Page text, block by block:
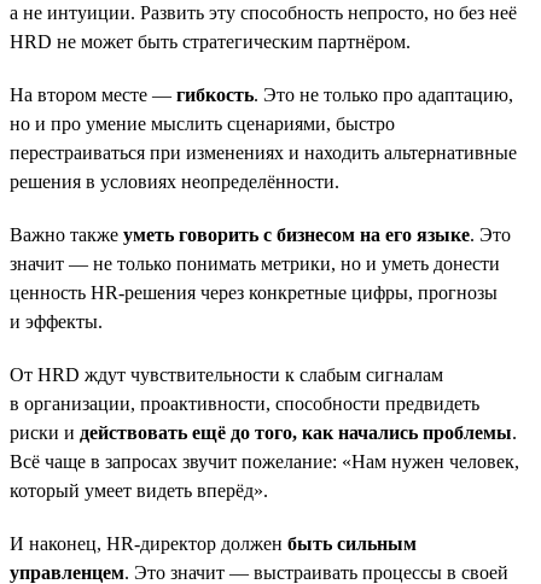
а не интуиции. Развить эту способность непросто, но без неё
HRD не может быть стратегическим партнёром.
На втором месте — гибкость. Это не только про адаптацию,
но и про умение мыслить сценариями, быстро
перестраиваться при изменениях и находить альтернативные
решения в условиях неопределённости.
Важно также уметь говорить с бизнесом на его языке. Это
значит — не только понимать метрики, но и уметь донести
ценность HR-решения через конкретные цифры, прогнозы
и эффекты.
От HRD ждут чувствительности к слабым сигналам
в организации, проактивности, способности предвидеть
риски и действовать ещё до того, как начались проблемы.
Всё чаще в запросах звучит пожелание: «Нам нужен человек,
который умеет видеть вперёд».
И наконец, HR-директор должен быть сильным
управленцем. Это значит — выстраивать процессы в своей